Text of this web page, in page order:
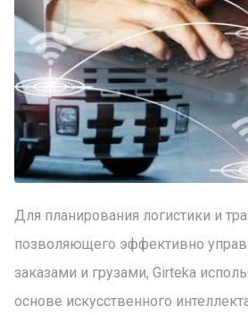
Для планирования логистики и
позволяющего эффективно
заказами и грузами, Girteka
основе искусственного